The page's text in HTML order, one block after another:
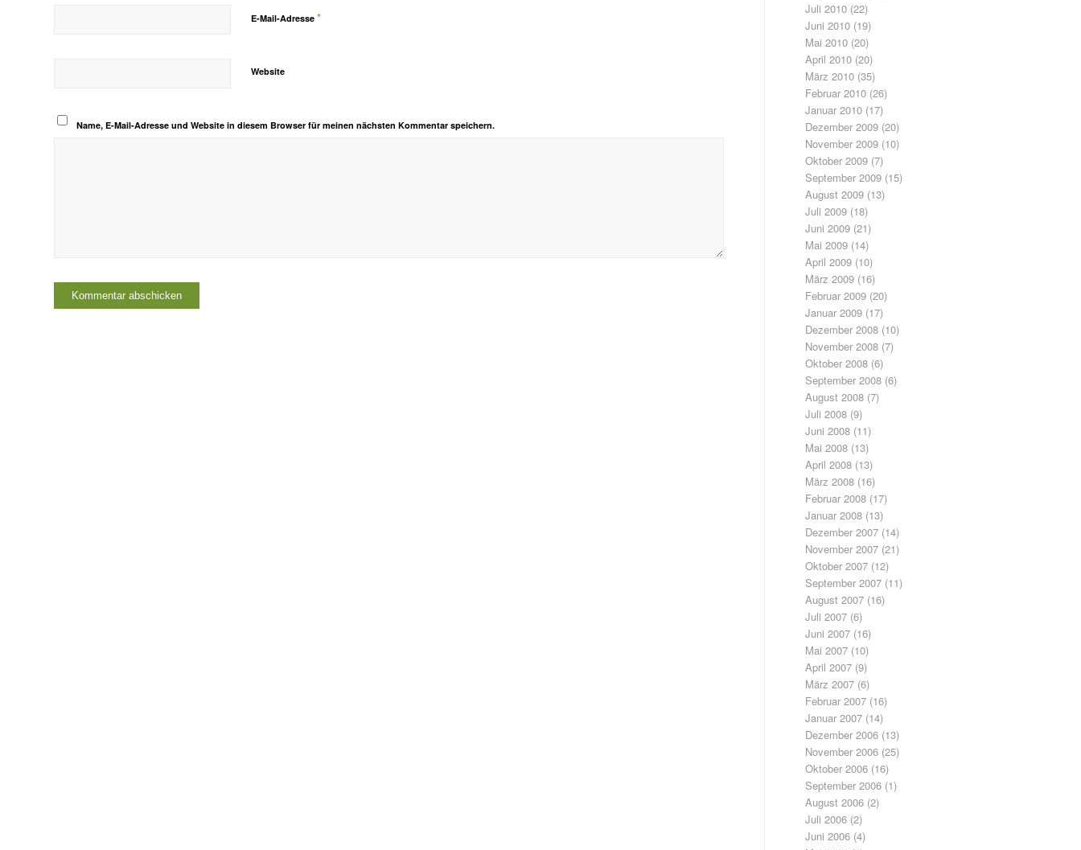
E-Mail-Adresse *
Website
Name, E-Mail-Adresse und Website in diesem Browser für meinen nächsten Kommentar speichern.
Juli 2010 (22)
Juni 2010 (19)
Mai 2010 (20)
April 2010 (20)
März 2010 (35)
Februar 2010 (26)
Januar 2010 (17)
Dezember 2009 (20)
November 2009 (10)
Oktober 2009 (7)
September 2009 (15)
August 2009 (13)
Juli 2009 (18)
Juni 2009 (21)
Mai 2009 (14)
April 2009 (10)
März 2009 (16)
Februar 2009 (20)
Januar 2009 (17)
Dezember 2008 (10)
November 2008 (7)
Oktober 2008 (6)
September 2008 (6)
August 2008 (7)
Juli 2008 (9)
Juni 2008 (11)
Mai 2008 (13)
April 2008 (13)
März 2008 (16)
Februar 2008 (17)
Januar 2008 (13)
Dezember 2007 (14)
November 2007 (21)
Oktober 2007 (12)
September 2007 (11)
August 2007 (16)
Juli 2007 (6)
Juni 2007 (16)
Mai 2007 (10)
April 2007 (9)
März 2007 (6)
Februar 2007 (16)
Januar 2007 (14)
Dezember 2006 (13)
November 2006 (25)
Oktober 2006 (16)
September 2006 (1)
August 2006 (2)
Juli 2006 (2)
Juni 2006 (4)